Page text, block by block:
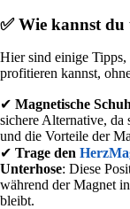
✅ Wie kannst
Hier sind einige
profitieren kannst,
✔ Magnetische
sichere Alternative, da
und die Vorteile der
✔ Trage den
Unterhose: Diese
während der Magnet
bleibt.